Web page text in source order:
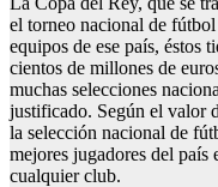
el torneo nacional de
equipos de ese país, éstos
cientos de millones de
muchas selecciones
justificado. Según el valor
la selección nacional de
mejores jugadores del país
cualquier club.